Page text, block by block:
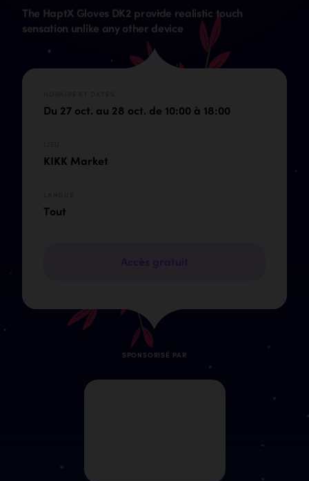
The HaptX Gloves DK2 provide realistic touch
sensation unlike any other device
Du 27 oct. au 28 oct. de 10:00 à 18:00
KIKK Market
Tout
SPONSORISÉ PAR